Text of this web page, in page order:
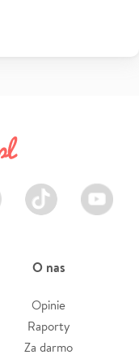
TikTok Youtube
O nas
Opinie
Raporty
Za darmo